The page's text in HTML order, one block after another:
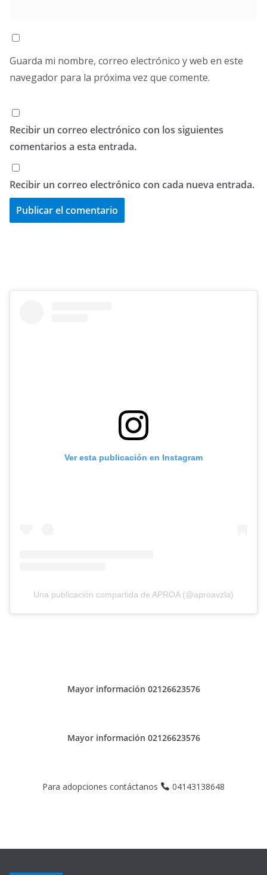
Guarda mi nombre, correo electrónico y web en este
navegador para la próxima vez que comente.
Recibir un correo electrónico con los siguientes
comentarios a esta entrada.
Recibir un correo electrónico con cada nueva entrada.
Ver esta publicación en Instagram
Una publicación compartida de APROA (@aproavzla)
Mayor información 02126623576
Mayor información 02126623576
Para adopciones contáctanos 04143138648